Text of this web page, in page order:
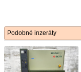
Podobné inzeráty